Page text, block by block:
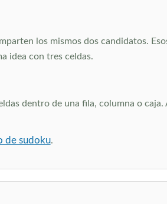
los mismos dos candidatos.
idea con tres celdas.
dentro de una fila, columna o
de sudoku.